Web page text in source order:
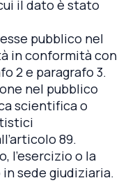
il dato è stato
pubblico nel
in conformità con
2 e paragrafo 3.
nel pubblico
scientifica o
89.
l’esercizio o la
sede giudiziaria.